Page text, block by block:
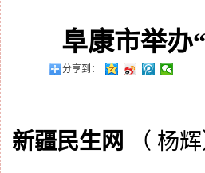
阜康市举办
分享到：
新疆民生网 （ 杨